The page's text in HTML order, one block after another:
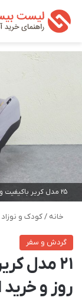
خانه /کودک و نوزاد
گردش و سفر
21 مدل
روز و خرید